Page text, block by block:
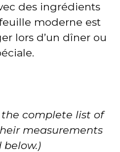
o
des ingrédients
moderne est
lors d’un dîner ou
the complete list of
measurements
below.)